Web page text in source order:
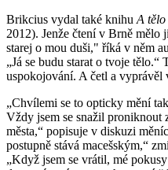
Brikcius vydal také knihu A tělo
2012). Jenže čtení v Brně mělo
starej o mou duši," říká v něm
„Já se budu starat o tvoje tělo.“
uspokojování. A četl a vyprávěl
„Chvílemi se to opticky mění
Vždy jsem se snažil proniknout
města,“ popisuje v diskuzi
postupně stává macešským,“
„Když jsem se vrátil, mé